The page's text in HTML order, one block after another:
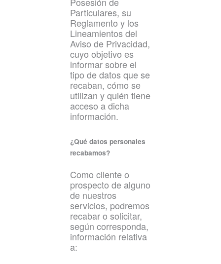
Particulares, su
Reglamento y los
Lineamientos del
Aviso de Privacidad,
cuyo objetivo es
informar sobre el
tipo de datos que se
recaban, cómo se
utilizan y quién tiene
acceso a dicha
información.
¿Qué datos personales
recabamos?
Como cliente o
prospecto de alguno
de nuestros
servicios, podremos
recabar o solicitar,
según corresponda,
información relativa
a: